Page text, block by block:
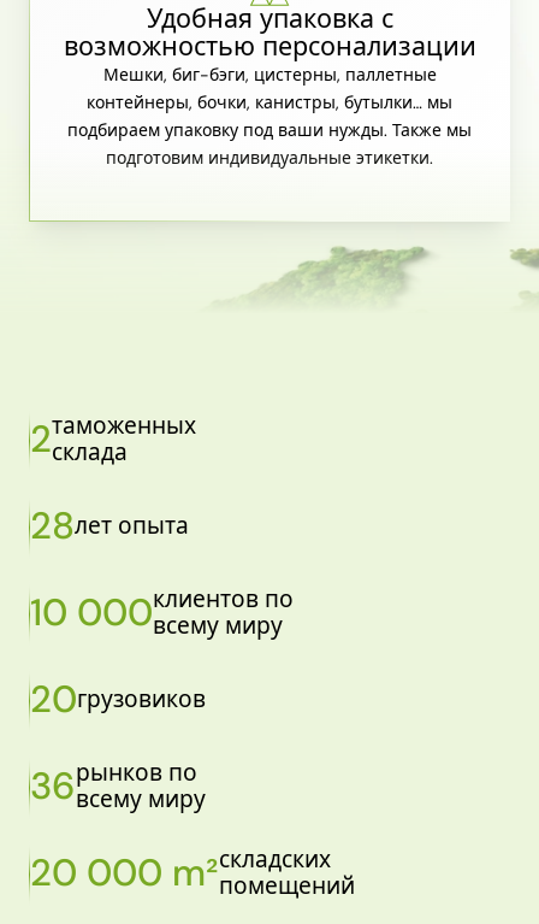
Удобная упаковка с
возможностью персонализации
Мешки, биг-бэги, цистерны, паллетные
контейнеры, бочки, канистры, бутылки… мы
подбираем упаковку под ваши нужды. Также мы
подготовим индивидуальные этикетки.
2таможенных
склада
28лет опыта
10 000клиентов по
всему миру
20грузовиков
36рынков по
всему миру
20 000 m²складских
помещений